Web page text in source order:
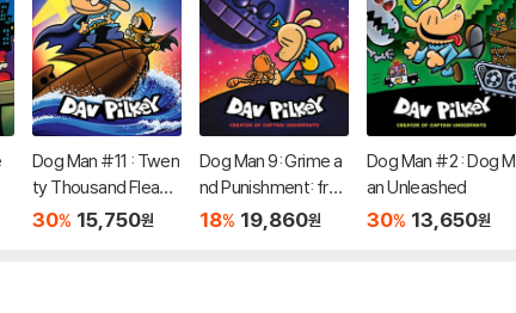
Dog Man #11 : Twen
ty Thousand Fleas
Under the Sea
30% 15,750원
Dog Man 9: Grime a
nd Punishment: fro
m the bestselling cr
18% 19,860원
Dog Man #2 : Dog M
an Unleashed
30% 13,650원